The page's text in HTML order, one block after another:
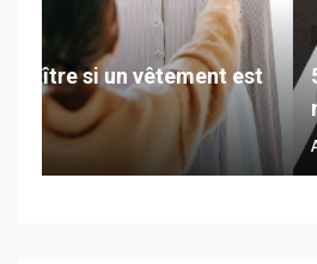
3 min read COMMERCIALISATION
5 applications
marketing de votre